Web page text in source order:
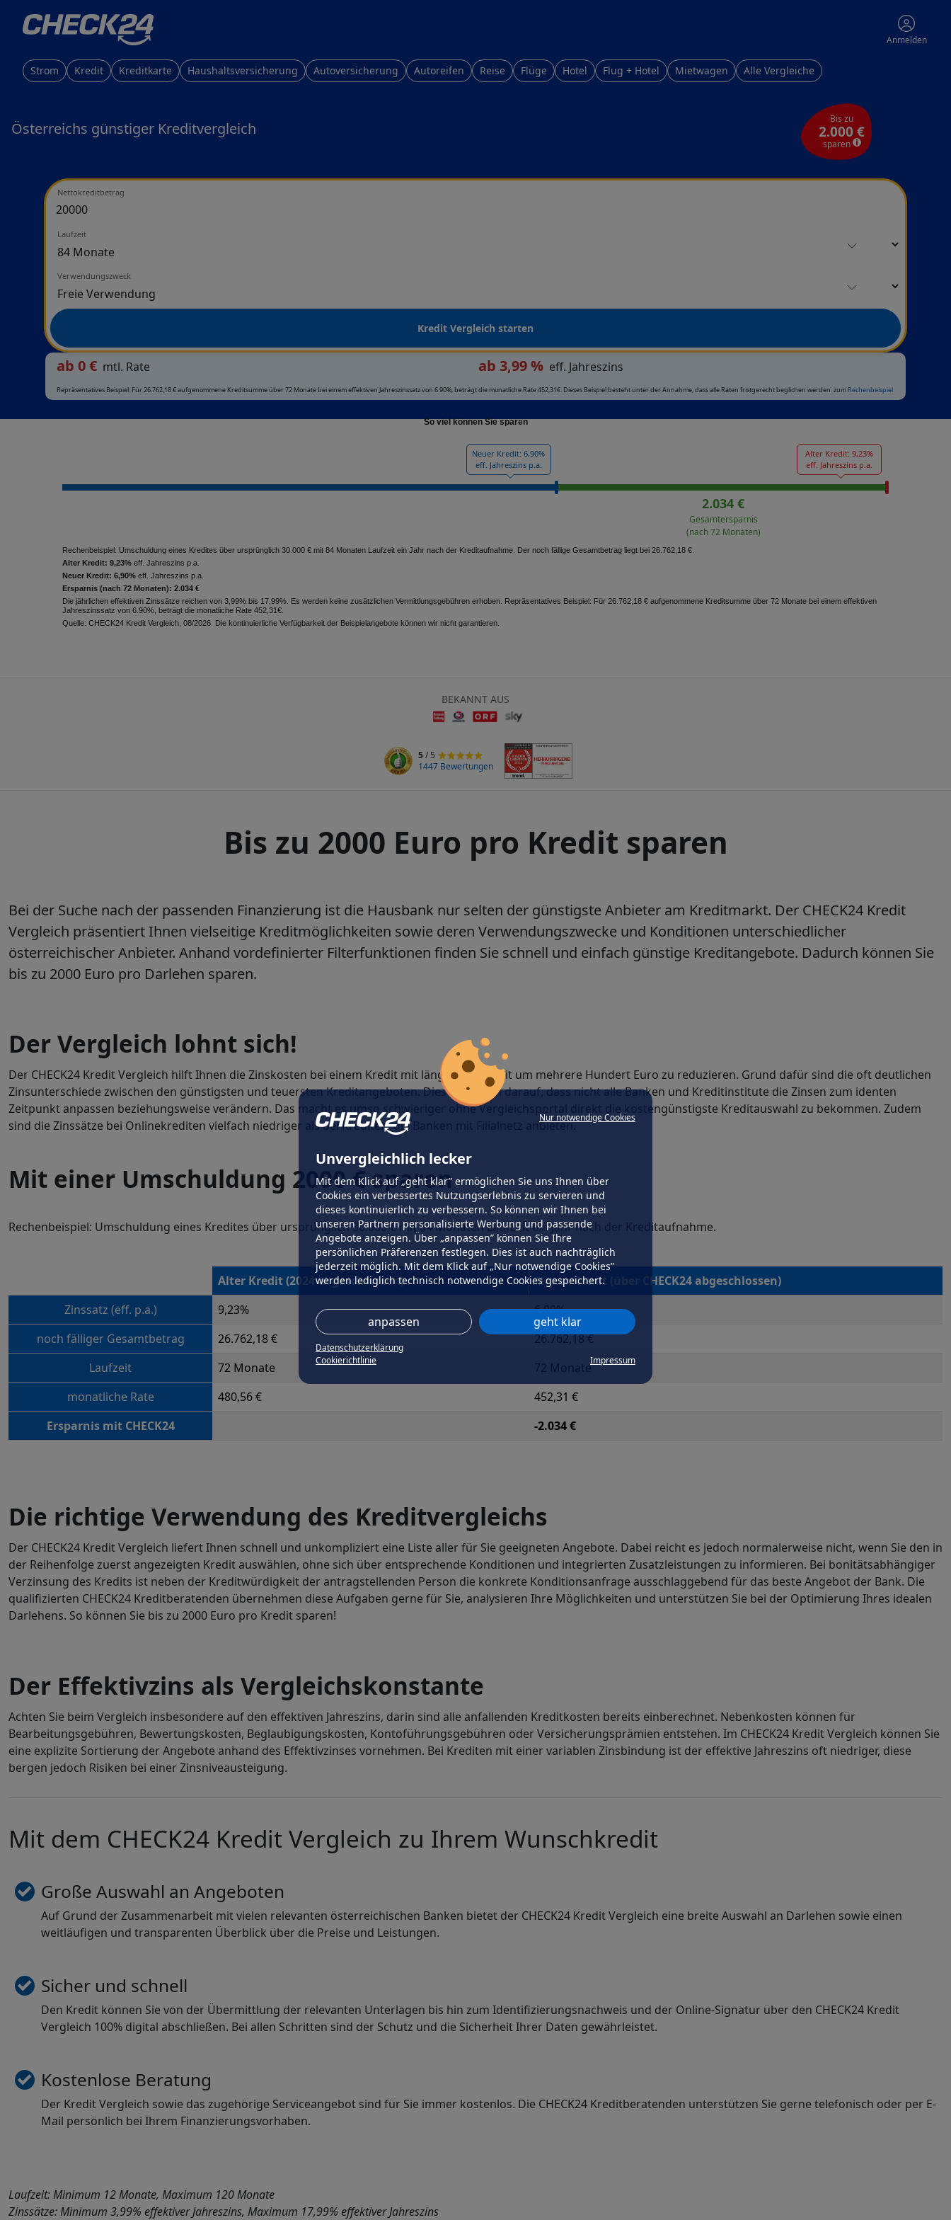
Nur notwendige Cookies
Unvergleichlich lecker
Mit dem Klick auf „geht klar” ermöglichen Sie uns Ihnen über
Cookies ein verbessertes Nutzungserlebnis zu servieren und
dieses kontinuierlich zu verbessern. So können wir Ihnen bei
unseren Partnern personalisierte Werbung und passende
Angebote anzeigen. Über „anpassen” können Sie Ihre
persönlichen Präferenzen festlegen. Dies ist auch nachträglich
jederzeit möglich. Mit dem Klick auf „Nur notwendige Cookies”
werden lediglich technisch notwendige Cookies gespeichert.
anpassen geht klar
Datenschutzerklärung
Cookierichtlinie
Impressum
Anmelden
Strom Kredit Kreditkarte Haushaltsversicherung Autoversicherung Autoreifen Reise Flüge Hotel Flug + Hotel Mietwagen Alle Vergleiche
Österreichs günstiger Kreditvergleich
Bis zu
2.000 €
sparen
Nettokreditbetrag
Laufzeit
Verwendungszweck
Kredit Vergleich starten
ab 0€ mtl. Rate ab 3,99 % eff. Jahreszins
Repräsentatives Beispiel: Für 26.762,18 € aufgenommene Kreditsumme über 72 Monate bei einem effektiven Jahreszinssatz von 6.90%, beträgt die monatliche Rate 452,31€. Dieses Beispiel besteht unter der Annahme, dass alle Raten fristgerecht beglichen werden. zum Rechenbeispiel
So viel können Sie sparen
Neuer Kredit: 6,90%
eff. Jahreszins p.a.
Alter Kredit: 9,23%
eff. Jahreszins p.a.
2.034 €
Gesamtersparnis
(nach 72 Monaten)
Rechenbeispiel: Umschuldung eines Kredites über ursprünglich 30.000 € mit 84 Monaten Laufzeit ein Jahr nach der Kreditaufnahme. Der noch fällige Gesamtbetrag liegt bei 26.762,18 €.
Alter Kredit: 9,23% eff. Jahreszins p.a.
Neuer Kredit: 6,90% eff. Jahreszins p.a.
Ersparnis (nach 72 Monaten): 2.034 €
Die jährlichen effektiven Zinssätze reichen von 3,99% bis 17,99%. Es werden keine zusätzlichen Vermittlungsgebühren erhoben. Repräsentatives Beispiel: Für 26.762,18 € aufgenommene Kreditsumme über 72 Monate bei einem effektiven
Jahreszinssatz von 6.90%, beträgt die monatliche Rate 452,31€.
Quelle: CHECK24 Kredit Vergleich, 08/2026. Die kontinuierliche Verfügbarkeit der Beispielangebote können wir nicht garantieren.
BEKANNT AUS
5/ 5
1447 Bewertungen
Bis zu 2000 Euro pro Kredit sparen
Bei der Suche nach der passenden Finanzierung ist die Hausbank nur selten der günstigste Anbieter am Kreditmarkt. Der CHECK24 Kredit
Vergleich präsentiert Ihnen vielseitige Kreditmöglichkeiten sowie deren Verwendungszwecke und Konditionen unterschiedlicher
österreichischer Anbieter. Anhand vordefinierter Filterfunktionen finden Sie schnell und einfach günstige Kreditangebote. Dadurch können Sie
bis zu 2000 Euro pro Darlehen sparen.
Der Vergleich lohnt sich!
Der CHECK24 Kredit Vergleich hilft Ihnen die Zinskosten bei einem Kredit mit längerer Laufzeit um mehrere Hundert Euro zu reduzieren. Grund dafür sind die oft deutlichen
Zinsunterschiede zwischen den günstigsten und teuersten Kreditangeboten. Diese beruhen darauf, dass nicht alle Banken und Kreditinstitute die Zinsen zum identen
Zeitpunkt anpassen beziehungsweise verändern. Das macht es umso schwieriger ohne Vergleichsportal direkt die kostengünstigste Kreditauswahl zu bekommen. Zudem
sind die Zinssätze bei Onlinekrediten vielfach niedriger als bei Krediten, die Banken mit Filialnetz anbieten.
Mit einer Umschuldung 2000 € sparen
Rechenbeispiel: Umschuldung eines Kredites über ursprünglich 30.000 € mit 84 Monaten Laufzeit ein Jahr nach der Kreditaufnahme.
Alter Kredit (2024 abgeschlossen)
Neuer Kredit (über CHECK24 abgeschlossen)
Zinssatz (eff. p.a.)
9,23%
6,90%
noch fälliger Gesamtbetrag
26.762,18 €
26.762,18 €
Laufzeit
72 Monate
72 Monate
monatliche Rate
480,56 €
452,31 €
Ersparnis mit CHECK24
-2.034 €
Die richtige Verwendung des Kreditvergleichs
Der CHECK24 Kredit Vergleich liefert Ihnen schnell und unkompliziert eine Liste aller für Sie geeigneten Angebote. Dabei reicht es jedoch normalerweise nicht, wenn Sie den in
der Reihenfolge zuerst angezeigten Kredit auswählen, ohne sich über entsprechende Konditionen und integrierten Zusatzleistungen zu informieren. Bei bonitätsabhängiger
Verzinsung des Kredits ist neben der Kreditwürdigkeit der antragstellenden Person die konkrete Konditionsanfrage ausschlaggebend für das beste Angebot der Bank. Die
qualifizierten CHECK24 Kreditberatenden übernehmen diese Aufgaben gerne für Sie, analysieren Ihre Möglichkeiten und unterstützen Sie bei der Optimierung Ihres idealen
Darlehens. So können Sie bis zu 2000 Euro pro Kredit sparen!
Der Effektivzins als Vergleichskonstante
Achten Sie beim Vergleich insbesondere auf den effektiven Jahreszins, darin sind alle anfallenden Kreditkosten bereits einberechnet. Nebenkosten können für
Bearbeitungsgebühren, Bewertungskosten, Beglaubigungskosten, Kontoführungsgebühren oder Versicherungsprämien entstehen. Im CHECK24 Kredit Vergleich können Sie
eine explizite Sortierung der Angebote anhand des Effektivzinses vornehmen. Bei Krediten mit einer variablen Zinsbindung ist der effektive Jahreszins oft niedriger, diese
bergen jedoch Risiken bei einer Zinsniveausteigung.
Mit dem CHECK24 Kredit Vergleich zu Ihrem Wunschkredit
Große Auswahl an Angeboten
Auf Grund der Zusammenarbeit mit vielen relevanten österreichischen Banken bietet der CHECK24 Kredit Vergleich eine breite Auswahl an Darlehen sowie einen
weitläufigen und transparenten Überblick über die Preise und Leistungen.
Sicher und schnell
Den Kredit können Sie von der Übermittlung der relevanten Unterlagen bis hin zum Identifizierungsnachweis und der Online-Signatur über den CHECK24 Kredit
Vergleich 100% digital abschließen. Bei allen Schritten sind der Schutz und die Sicherheit Ihrer Daten gewährleistet.
Kostenlose Beratung
Der Kredit Vergleich sowie das zugehörige Serviceangebot sind für Sie immer kostenlos. Die CHECK24 Kreditberatenden unterstützen Sie gerne telefonisch oder per E-
Mail persönlich bei Ihrem Finanzierungsvorhaben.
Laufzeit: Minimum 12 Monate, Maximum 120 Monate
Zinssätze: Minimum 3,99% effektiver Jahreszins, Maximum 17,99% effektiver Jahreszins